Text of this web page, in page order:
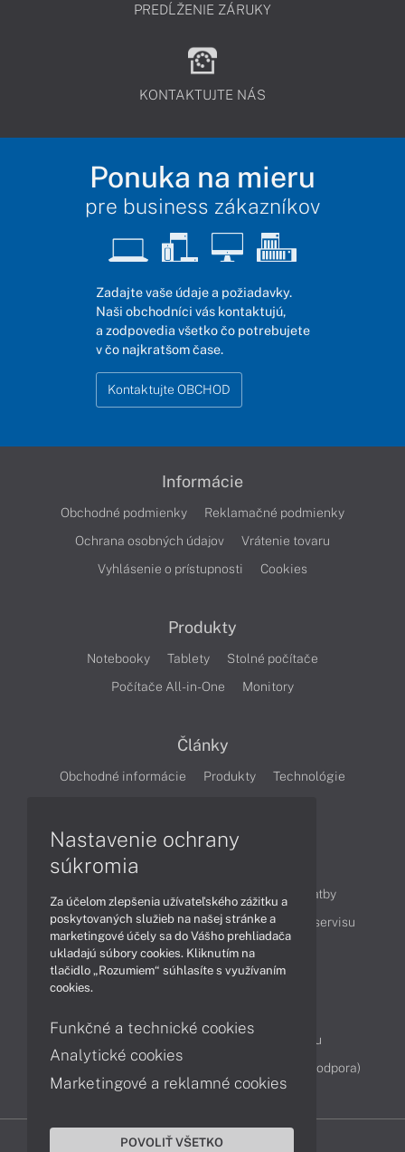
PREDĹŽENIE ZÁRUKY
KONTAKTUJTE NÁS
Ponuka na mieru
pre business zákazníkov
Zadajte vaše údaje a požiadavky.
Naši obchodníci vás kontaktujú,
a zodpovedia všetko čo potrebujete
v čo najkratšom čase.
Kontaktujte OBCHOD
Informácie
Obchodné podmienky
Reklamačné podmienky
Ochrana osobných údajov
Vrátenie tovaru
Vyhlásenie o prístupnosti
Cookies
Produkty
Notebooky Tablety
Stolné počítače
Počítače All-in-One
Monitory
Články
Obchodné informácie Produkty
Technológie
Ako nakupovať
Možnosti doručenia a platby
Podpora a servis
Servisné služby Cenník servisu
Kontakty
Reklamácia tovaru
Diagnostiky online
TeamViewer (vzdialená podpora)
Nastavenie ochrany
súkromia
Za účelom zlepšenia užívateľského zážitku a
poskytovaných služieb na našej stránke a
marketingové účely sa do Vášho prehliadača
ukladajú súbory cookies. Kliknutím na
tlačidlo „Rozumiem“ súhlasíte s využívaním
cookies.
Funkčné a technické cookies
Analytické cookies
Marketingové a reklamné cookies
POVOLIŤ VŠETKO